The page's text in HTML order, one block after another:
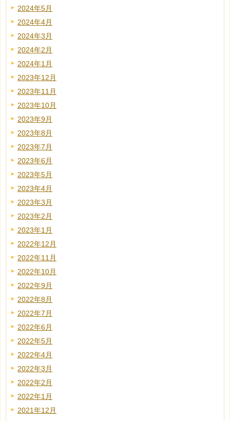
2024年5月
2024年4月
2024年3月
2024年2月
2024年1月
2023年12月
2023年11月
2023年10月
2023年9月
2023年8月
2023年7月
2023年6月
2023年5月
2023年4月
2023年3月
2023年2月
2023年1月
2022年12月
2022年11月
2022年10月
2022年9月
2022年8月
2022年7月
2022年6月
2022年5月
2022年4月
2022年3月
2022年2月
2022年1月
2021年12月